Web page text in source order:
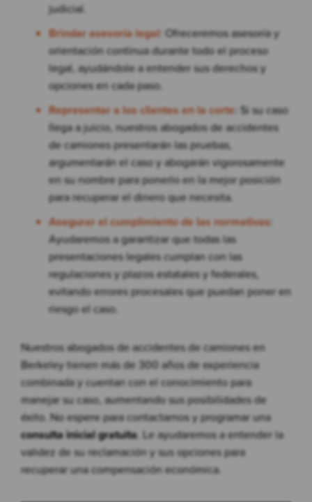
judicial.
Brindar asesoría legal: Ofreceremos asesoría y
orientación continua durante todo el proceso
legal, ayudándole a entender sus derechos y
opciones en cada paso.
Representar a los clientes en la corte: Si su caso
llega a juicio, nuestros abogados de accidentes
de camiones presentarán las pruebas,
argumentarán el caso y abogarán vigorosamente
en su nombre para ponerlo en la mejor posición
para recuperar el dinero que necesita.
Asegurar el cumplimiento de las normativas:
Ayudaremos a garantizar que todas las
presentaciones legales cumplan con las
regulaciones y plazos estatales y federales,
evitando errores procesales que puedan poner en
riesgo el caso.
Nuestros abogados de accidentes de camiones en
Berkeley tienen más de 300 años de experiencia
combinada y cuentan con el conocimiento para
manejar su caso, aumentando sus posibilidades de
éxito. No espere para contactarnos y programar una
consulta inicial gratuita. Le ayudaremos a entender la
validez de su reclamación y sus opciones para
recuperar una compensación económica.